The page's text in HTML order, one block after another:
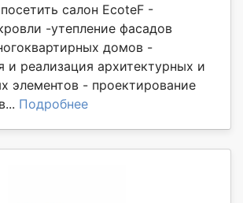
салон EcoteF -
-утепление фасадов
домов -
и реализация архитектурных и
элементов - проектирование
Подробнее